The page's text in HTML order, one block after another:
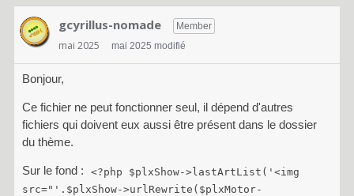
gcyrillus-nomade Member
mai 2025 mai 2025 modifié
Bonjour,
Ce fichier ne peut fonctionner seul, il dépend d'autres
fichiers qui doivent eux aussi être présent dans le dossier
du thème.
Sur le fond :
<?php $plxShow->lastArtList('<img
src="'.$plxShow->urlRewrite($plxMotor-